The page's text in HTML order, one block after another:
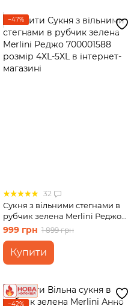
−47%
32
Сукня з вільними стегнами в
рубчик зелена Merlini Реджо
700001588 розмір 4XL-5XL
999 грн 1 899 грн
Купити
−42%